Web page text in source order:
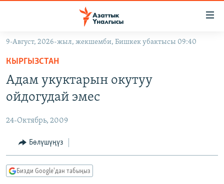
Навигацияга
өтүңүз
Издөөгө
салыңызКЫРГЫЗСТАН
ЭКОНОМИКА
МАДАНИЯТ
ДҮЙНӨ
БОРБОР АЗИЯ
УКРАИНА
АТАЙЫН ИЛИКТӨӨ
ТВ ПРОГРАММАЛАР
ЭКСПЕРТТЕР ТАЛДАЙТ
ӨЗГӨЧӨ ПИКИР
9-Август, 2026-жыл, жекшемби, Бишкек убактысы 09:40
КЫРГЫЗСТАН
Адам укуктарын окутуу
ойдогудай эмес
24-Октябрь, 2009
Бөлүшүңүз
Бизди Google'дан табыңыз